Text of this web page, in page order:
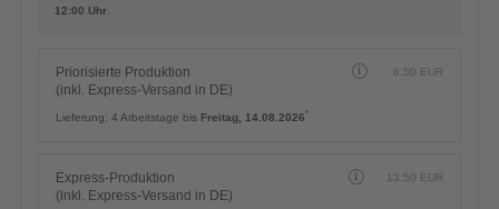
12:00 Uhr
Priorisierte Produktion
(inkl. Express-Versand in DE)
6,50 EUR
Lieferung: 4 Arbeitstage bis Freitag, 14.08.2026*
Express-Produktion
(inkl. Express-Versand in DE)
13,50 EUR